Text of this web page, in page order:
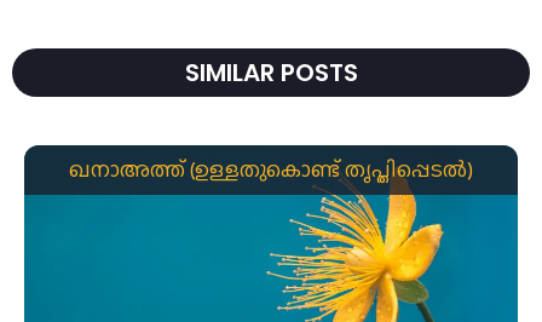
SIMILAR POSTS
ഖനാഅത്ത് (ഉള്ളതുകൊണ്ട് തൃപ്തിപ്പെടൽ)